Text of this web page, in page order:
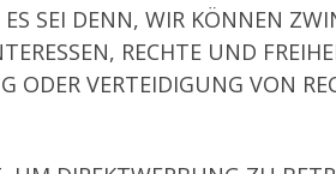
SEI DENN, WIR KÖNNEN
RECHTE UND
VERTEIDIGUNG VON